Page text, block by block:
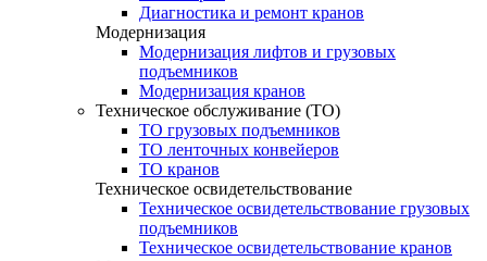
Диагностика и ремонт кранов
Модернизация
Модернизация лифтов и грузовых
подъемников
Модернизация кранов
Техническое обслуживание (ТО)
ТО грузовых подъемников
ТО ленточных конвейеров
ТО кранов
Техническое освидетельствование
Техническое освидетельствование грузовых
подъемников
Техническое освидетельствование кранов